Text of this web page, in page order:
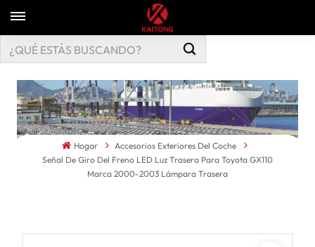
Hogar
Accesorios Exteriores Del Coche
Señal De Giro Del Freno LED Luz Trasera Para Toyota GX110
Marca 2000-2003 Lámpara Trasera